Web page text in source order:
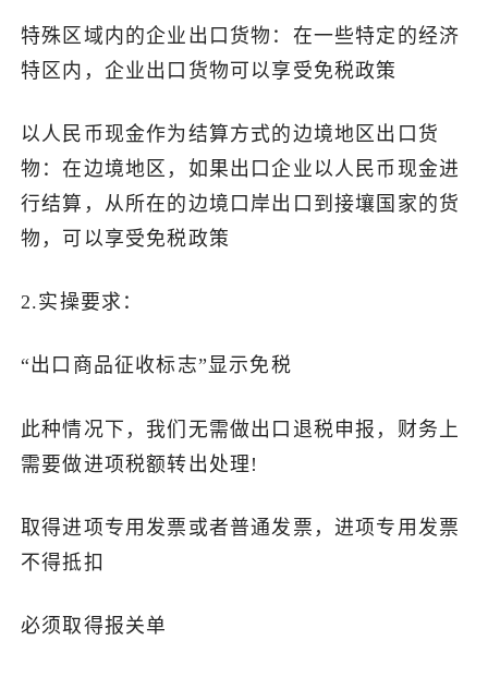
特殊区域内的企业出口货物：在一些特定的经济
特区内，企业出口货物可以享受免税政策
以人民币现金作为结算方式的边境地区出口货
物：在边境地区，如果出口企业以人民币现金进
行结算，从所在的边境口岸出口到接壤国家的货
物，可以享受免税政策
2.实操要求：
“出口商品征收标志”显示免税
此种情况下，我们无需做出口退税申报，财务上
需要做进项税额转出处理!
取得进项专用发票或者普通发票，进项专用发票
不得抵扣
必须取得报关单